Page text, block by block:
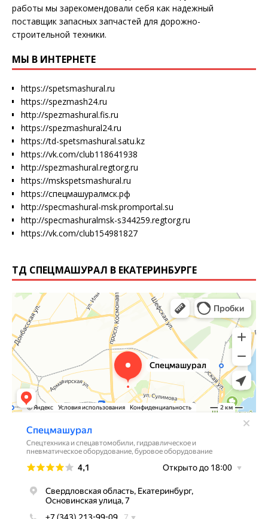
работы мы зарекомендовали себя как надежный
поставщик запасных запчастей для дорожно-
строительной техники.
МЫ В ИНТЕРНЕТЕ
https://spetsmashural.ru
https://spezmash24.ru
http://spezmashural.fis.ru
https://spezmashural24.ru
https://td-spetsmashural.satu.kz
https://vk.com/club118641938
http://spezmashural.regtorg.ru
https://mskspetsmashural.ru
https://спецмашуралмск.рф
http://specmashural-msk.promportal.su
http://specmashuralmsk-s344259.regtorg.ru
https://vk.com/club154981827
ТД СПЕЦМАШУРАЛ В ЕКАТЕРИНБУРГЕ